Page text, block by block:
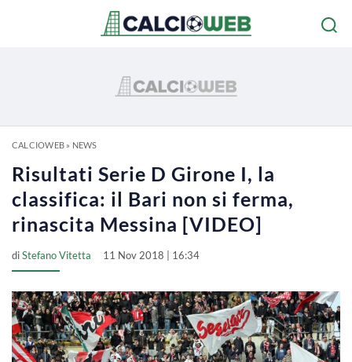
CALCIOWEB» NEWS
Risultati Serie D Girone I, la
classifica: il Bari non si ferma,
rinascita Messina [VIDEO]
diStefano Vitetta 11 Nov 2018 | 16:34